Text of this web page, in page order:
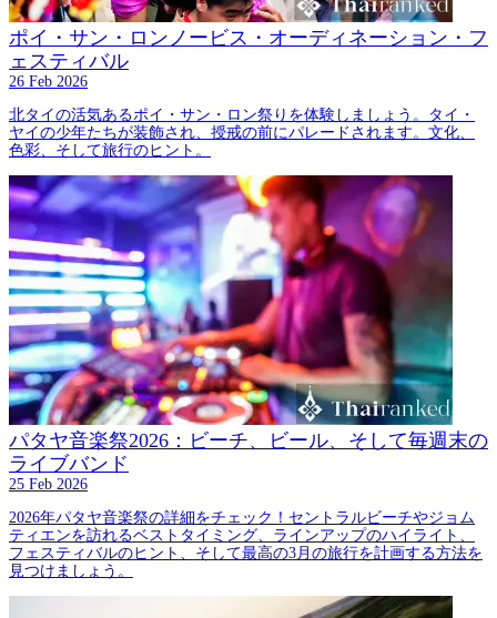
ポイ・サン・ロンノービス・オーディネーション・フ
ェスティバル
26 Feb 2026
北タイの活気あるポイ・サン・ロン祭りを体験しましょう。タイ・
ヤイの少年たちが装飾され、授戒の前にパレードされます。文化、
色彩、そして旅行のヒント。
パタヤ音楽祭2026：ビーチ、ビール、そして毎週末の
ライブバンド
25 Feb 2026
2026年パタヤ音楽祭の詳細をチェック！セントラルビーチやジョム
ティエンを訪れるベストタイミング、ラインアップのハイライト、
フェスティバルのヒント、そして最高の3月の旅行を計画する方法を
見つけましょう。